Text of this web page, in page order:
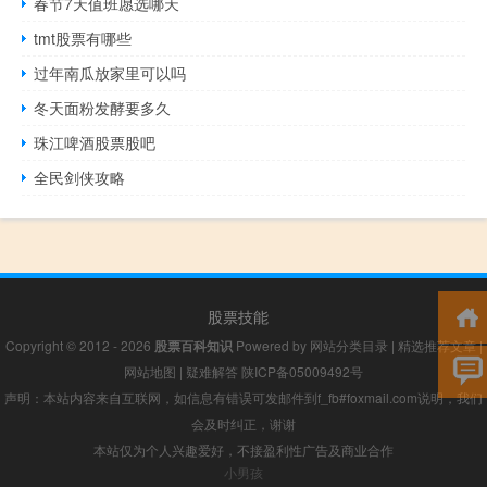
tmt股票有哪些
过年南瓜放家里可以吗
冬天面粉发酵要多久
珠江啤酒股票股吧
全民剑侠攻略
股票技能
Copyright © 2012 - 2026 股票百科知识Powered by 网站分类目录 | 精选推荐文章|
网站地图 | 疑难解答 陕ICP备05009492号
声明：本站内容来自互联网，如信息有错误可发邮件到f_fb#foxmail.com说明，我们
会及时纠正，谢谢
本站仅为个人兴趣爱好，不接盈利性广告及商业合作
小男孩